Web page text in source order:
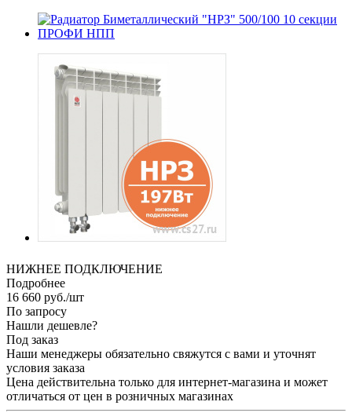
НИЖНЕЕ ПОДКЛЮЧЕНИЕ
Подробнее
16 660 руб./шт
По запросу
Нашли дешевле?
Под заказ
Наши менеджеры обязательно свяжутся с вами и уточнят
условия заказа
Цена действительна только для интернет-магазина и может
отличаться от цен в розничных магазинах